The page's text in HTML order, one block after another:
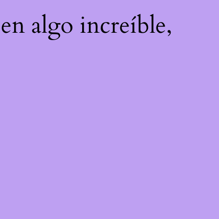
en algo increíble,